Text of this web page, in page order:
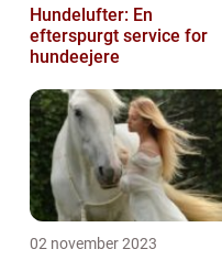
Hundelufter: En
efterspurgt service for
hundeejere
02 november 2023